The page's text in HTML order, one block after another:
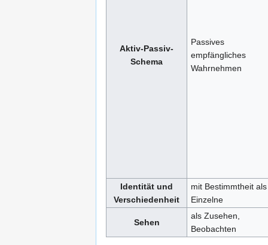
Aktiv-Passiv-
Schema
Passives
empfängliches
Wahrnehmen
Identität und
Verschiedenheit
mit Bestimmtheit als
Einzelne
Sehen
als Zusehen,
Beobachten